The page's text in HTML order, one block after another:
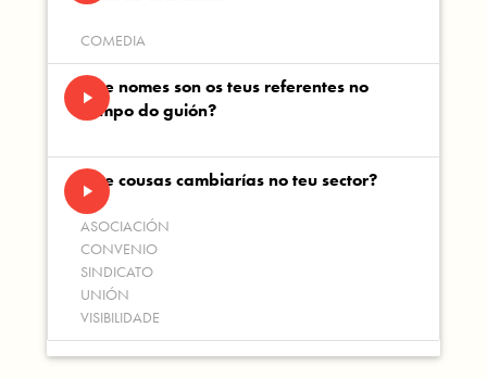
COMEDIA
play_arrowQue nomes son os teus referentes no
campo do guión?
play_arrowQue cousas cambiarías no teu sector?
ASOCIACIÓN
CONVENIO
SINDICATO
UNIÓN
VISIBILIDADE